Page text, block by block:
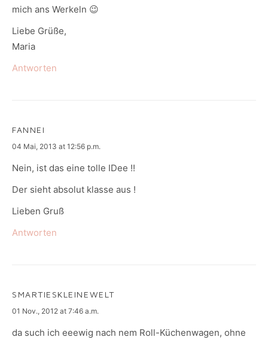
mich ans Werkeln 😉
Liebe Grüße,
Maria
Antworten
FANNEI
says:
04 Mai, 2013 at 12:56 p.m.
Nein, ist das eine tolle IDee !!
Der sieht absolut klasse aus !
Lieben Gruß
Antworten
SMARTIESKLEINEWELT
says:
01 Nov., 2012 at 7:46 a.m.
da such ich eeewig nach nem Roll-Küchenwagen, ohne